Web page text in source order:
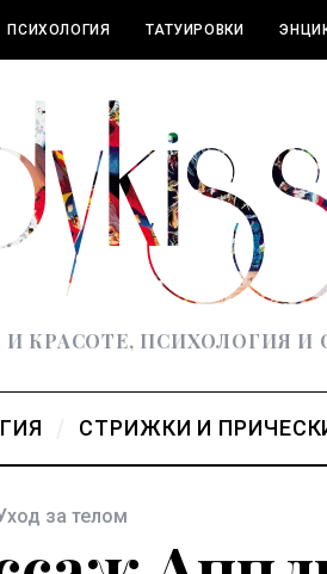
ПСИХОЛОГИЯ ТАТУИРОВКИ
КРАСОТЕ, ПСИХОЛОГИЯ
СТРИЖКИ И
за телом